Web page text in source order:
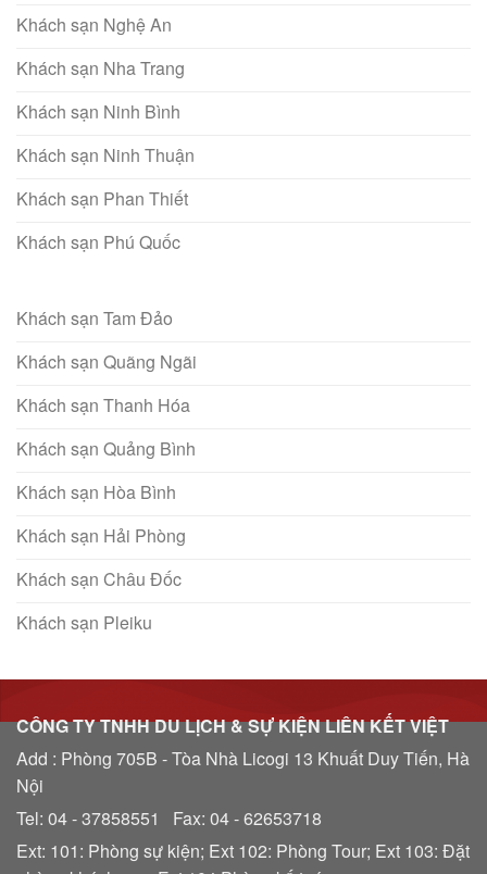
Khách sạn Nghệ An
Khách sạn Nha Trang
Khách sạn Ninh Bình
Khách sạn Ninh Thuận
Khách sạn Phan Thiết
Khách sạn Phú Quốc
Khách sạn Tam Đảo
Khách sạn Quãng Ngãi
Khách sạn Thanh Hóa
Khách sạn Quảng Bình
Khách sạn Hòa Bình
Khách sạn Hải Phòng
Khách sạn Châu Đốc
Khách sạn Pleiku
CÔNG TY TNHH DU LỊCH & SỰ KIỆN LIÊN KẾT VIỆT
Add : Phòng 705B - Tòa Nhà Licogi 13 Khuất Duy Tiến, Hà
Nội
Tel: 04 - 37858551 Fax: 04 - 62653718
Ext: 101: Phòng sự kiện; Ext 102: Phòng Tour; Ext 103: Đặt